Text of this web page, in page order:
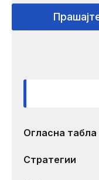
Огласна табла
Стратегии